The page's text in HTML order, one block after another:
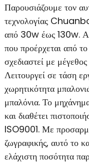
Παρουσιάζουμε τον
τεχνολογίας
από 30w έως 130w.
που προέρχεται από
σχεδιαστεί με
Λειτουργεί σε τάση
χωρητικότητα
μπαλόνια. Το
και διαθέτει
ISO9001. Με
ζωγραφικής, αυτό το
ελάχιστη ποσότητα